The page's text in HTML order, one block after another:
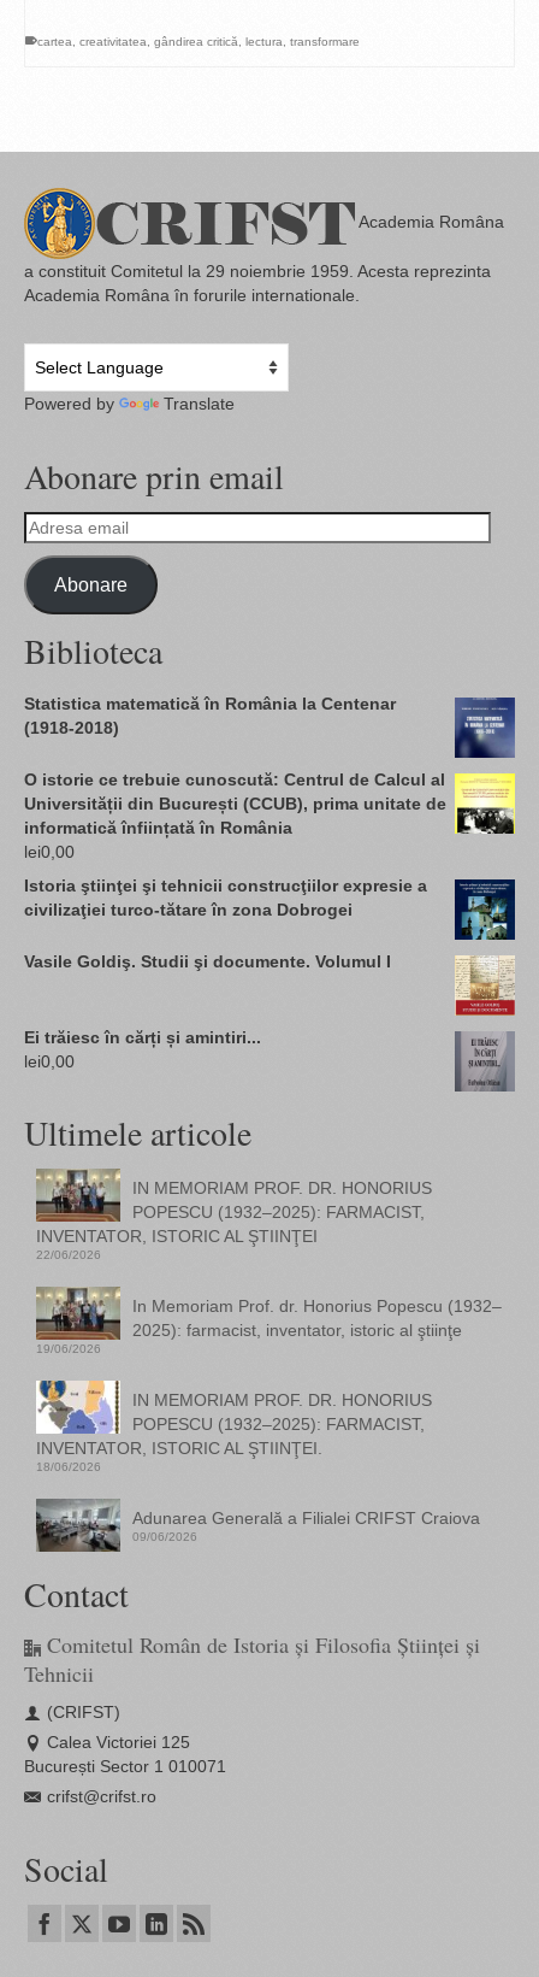
cartea creativitatea gândirea critică lectura transformare
Academia Româna
a constituit Comitetul la 29 noiembrie 1959. Acesta reprezinta
Academia Româna în forurile internationale.
Powered by Translate
Abonare prin email
Adresa
email
Abonare
Biblioteca
Statistica matematică în România la Centenar
(1918-2018)
O istorie ce trebuie cunoscută: Centrul de Calcul al
Universității din București (CCUB), prima unitate de
informatică înființată în România
lei0,00
Istoria ştiinţei şi tehnicii construcţiilor expresie a
civilizaţiei turco-tătare în zona Dobrogei
Vasile Goldiş. Studii şi documente. Volumul I
Ei trăiesc în cărți și amintiri...
lei0,00
Ultimele articole
IN MEMORIAM PROF. DR. HONORIUS
POPESCU (1932–2025): FARMACIST,
INVENTATOR, ISTORIC AL ŞTIINŢEI
22/06/2026
In Memoriam Prof. dr. Honorius Popescu (1932–
2025): farmacist, inventator, istoric al ştiinţe
19/06/2026
IN MEMORIAM PROF. DR. HONORIUS
POPESCU (1932–2025): FARMACIST,
INVENTATOR, ISTORIC AL ŞTIINŢEI.
18/06/2026
Adunarea Generală a Filialei CRIFST Craiova
09/06/2026
Contact
Comitetul Român de Istoria și Filosofia Științei și
Tehnicii
(CRIFST)
Calea Victoriei 125
București Sector 1 010071
crifst@crifst.ro
Social